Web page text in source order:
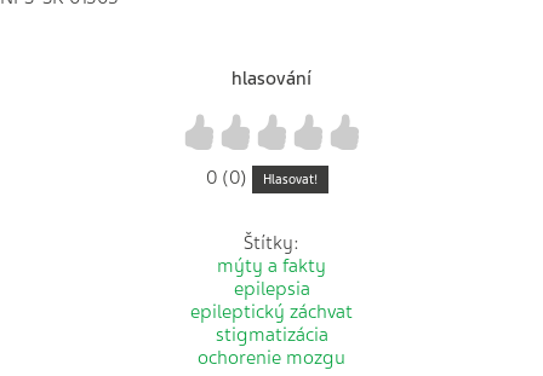
hlasování
4
3
2
1
0 (0) Hlasovat!
Štítky:
mýty a fakty
epilepsia
epileptický záchvat
stigmatizácia
ochorenie mozgu